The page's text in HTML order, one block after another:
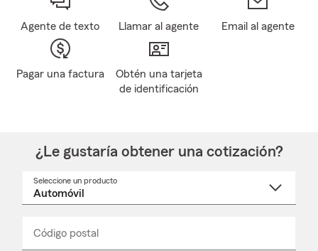
Agente de texto Llamar al agente Email al agente
Pagar una factura
Obtén una tarjeta
de identificación
¿Le gustaría obtener una cotización?
Seleccione un producto
Código postal
_____